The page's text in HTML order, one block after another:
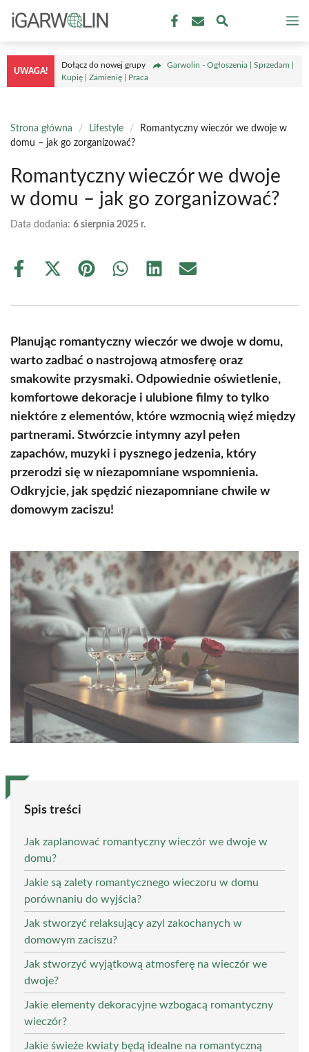
treści
UWAGA!
Dołącz do nowej grupy
Garwolin - Ogłoszenia | Sprzedam |
Kupię | Zamienię | Praca
Strona główna / Lifestyle /
Romantyczny wieczór we dwoje w
domu – jak go zorganizować?
Romantyczny wieczór we dwoje
w domu – jak go zorganizować?
Data dodania: 6 sierpnia 2025 r.
Share
Share
(Twitter)
Share Share Share Share
Planując romantyczny wieczór we dwoje w domu,
warto zadbać o nastrojową atmosferę oraz
smakowite przysmaki. Odpowiednie oświetlenie,
komfortowe dekoracje i ulubione filmy to tylko
niektóre z elementów, które wzmocnią więź między
partnerami. Stwórzcie intymny azyl pełen
zapachów, muzyki i pysznego jedzenia, który
przerodzi się w niezapomniane wspomnienia.
Odkryjcie, jak spędzić niezapomniane chwile w
domowym zaciszu!
Spis treści
Jak zaplanować romantyczny wieczór we dwoje w
domu?
Jakie są zalety romantycznego wieczoru w domu
porównaniu do wyjścia?
Jak stworzyć relaksujący azyl zakochanych w
domowym zaciszu?
Jak stworzyć wyjątkową atmosferę na wieczór we
dwoje?
Jakie elementy dekoracyjne wzbogacą romantyczny
wieczór?
Jakie świeże kwiaty będą idealne na romantyczną